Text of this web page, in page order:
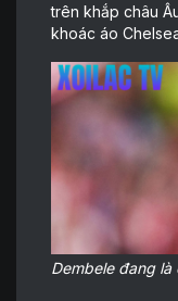
trên khắp châu
khoác áo
Dembele đang